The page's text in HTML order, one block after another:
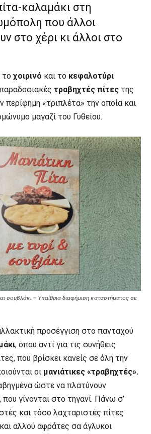
καλαμάκι στη
που άλλοι
στο χέρι κι άλλοι στο
τοχοιρινό και το κεφαλοτύρι
τραβηχτές πίτες της
περίφημη «τριπλέτα» την οποία και
μαγαζί του Γυθείου.
σουβλάκι – Υπαίθρια διαφήμιση καταστήματος σε
προσέγγιση στο πανταχού
, όπου αντί για τις συνήθεις
που βρίσκει κανείς σε όλη την
οι μανιάτικες «τραβηχτές».
ώστε να πλατύνουν
γίνονται στο τηγανί. Πάνω σ’
και τόσο λαχταριστές πίτες
αλλού αφράτες σα άγλυκοι